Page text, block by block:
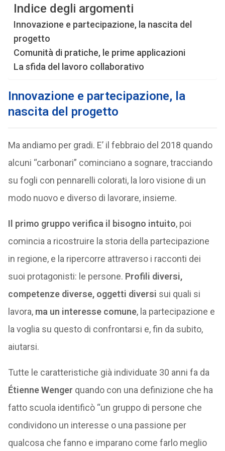
Indice degli argomenti
Innovazione e partecipazione, la nascita del
progetto
Comunità di pratiche, le prime applicazioni
La sfida del lavoro collaborativo
Innovazione e partecipazione, la
nascita del progetto
Ma andiamo per gradi. E’ il febbraio del 2018 quando
alcuni “carbonari” cominciano a sognare, tracciando
su fogli con pennarelli colorati, la loro visione di un
modo nuovo e diverso di lavorare, insieme.
Il primo gruppo verifica il bisogno intuito, poi
comincia a ricostruire la storia della partecipazione
in regione, e la ripercorre attraverso i racconti dei
suoi protagonisti: le persone. Profili diversi,
competenze diverse, oggetti diversi sui quali si
lavora, ma un interesse comune, la partecipazione e
la voglia su questo di confrontarsi e, fin da subito,
aiutarsi.
Tutte le caratteristiche già individuate 30 anni fa da
Étienne Wenger quando con una definizione che ha
fatto scuola identificò “un gruppo di persone che
condividono un interesse o una passione per
qualcosa che fanno e imparano come farlo meglio